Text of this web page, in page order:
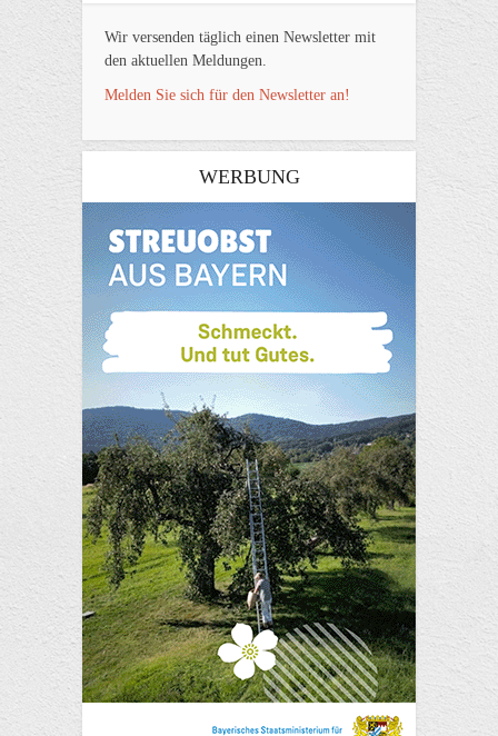
Wir versenden täglich einen Newsletter mit
den aktuellen Meldungen.
Melden Sie sich für den Newsletter an!
WERBUNG